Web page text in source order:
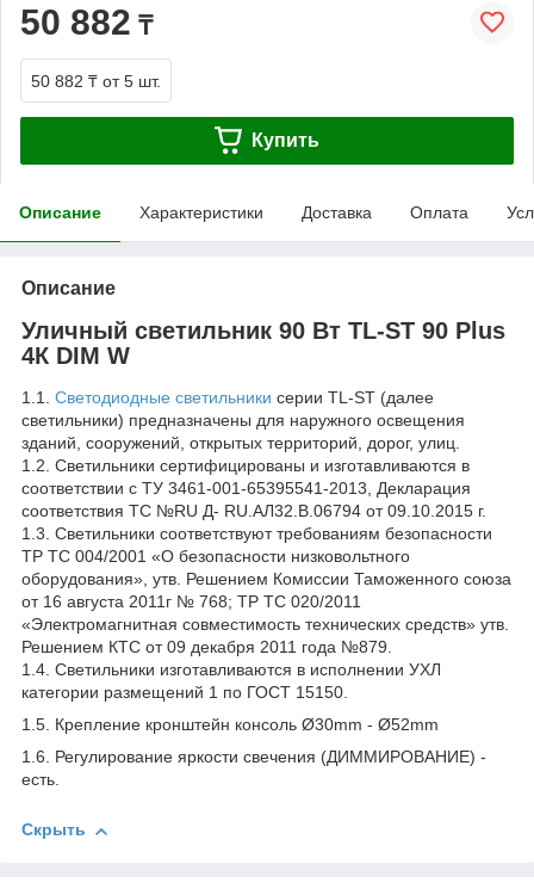
50 882 ₸
50 882 ₸ от 5 шт.
Купить
Описание Характеристики Доставка Оплата
Описание
Уличный светильник 90 Вт TL-ST 90 Plus
4К DIM W
1.1. Светодиодные светильники серии TL-ST (далее
светильники) предназначены для наружного освещения
зданий, сооружений, открытых территорий, дорог, улиц.
1.2. Светильники сертифицированы и изготавливаются в
соответствии с ТУ 3461-001-65395541-2013, Декларация
соответствия ТС №RU Д- RU.АЛ32.В.06794 от 09.10.2015 г.
1.3. Светильники соответствуют требованиям безопасности
ТР ТС 004/2001 «О безопасности низковольтного
оборудования», утв. Решением Комиссии Таможенного союза
от 16 августа 2011г № 768; ТР ТС 020/2011
«Электромагнитная совместимость технических средств» утв.
Решением КТС от 09 декабря 2011 года №879.
1.4. Светильники изготавливаются в исполнении УХЛ
категории размещений 1 по ГОСТ 15150.
1.5. Крепление кронштейн консоль Ø30mm - Ø52mm
1.6. Регулирование яркости свечения (ДИММИРОВАНИЕ) -
есть.
Скрыть